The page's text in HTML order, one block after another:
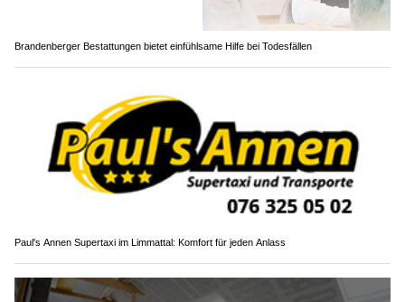
Brandenberger Bestattungen bietet einfühlsame Hilfe bei Todesfällen
Paul's Annen Supertaxi im Limmattal: Komfort für jeden Anlass